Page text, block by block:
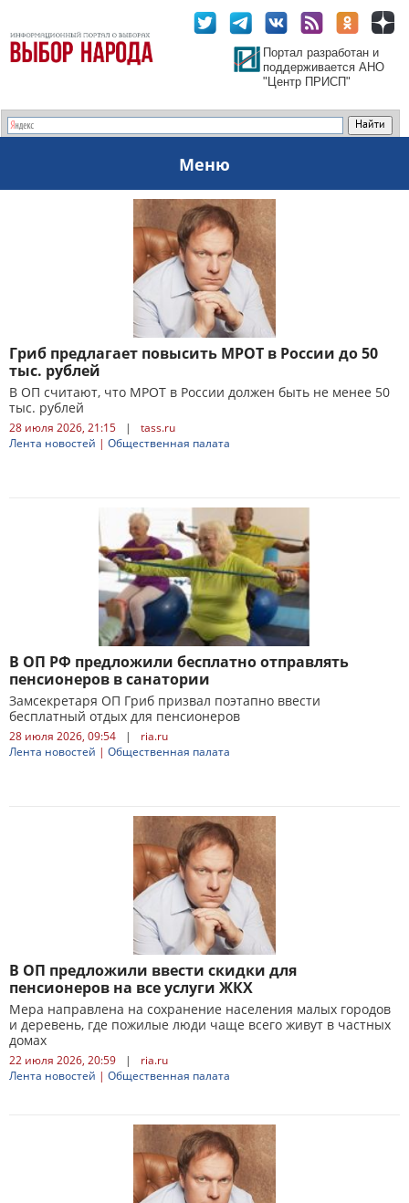
Портал разработан и
поддерживается АНО
"Центр ПРИСП"
Меню
Гриб предлагает повысить МРОТ в России до 50
тыс. рублей
В ОП считают, что МРОТ в России должен быть не менее 50
тыс. рублей
28 июля 2026, 21:15 |
tass.ru
Лента новостей | Общественная палата
В ОП РФ предложили бесплатно отправлять
пенсионеров в санатории
Замсекретаря ОП Гриб призвал поэтапно ввести
бесплатный отдых для пенсионеров
28 июля 2026, 09:54 |
ria.ru
Лента новостей | Общественная палата
В ОП предложили ввести скидки для
пенсионеров на все услуги ЖКХ
Мера направлена на сохранение населения малых городов
и деревень, где пожилые люди чаще всего живут в частных
домах
22 июля 2026, 20:59 |
ria.ru
Лента новостей | Общественная палата